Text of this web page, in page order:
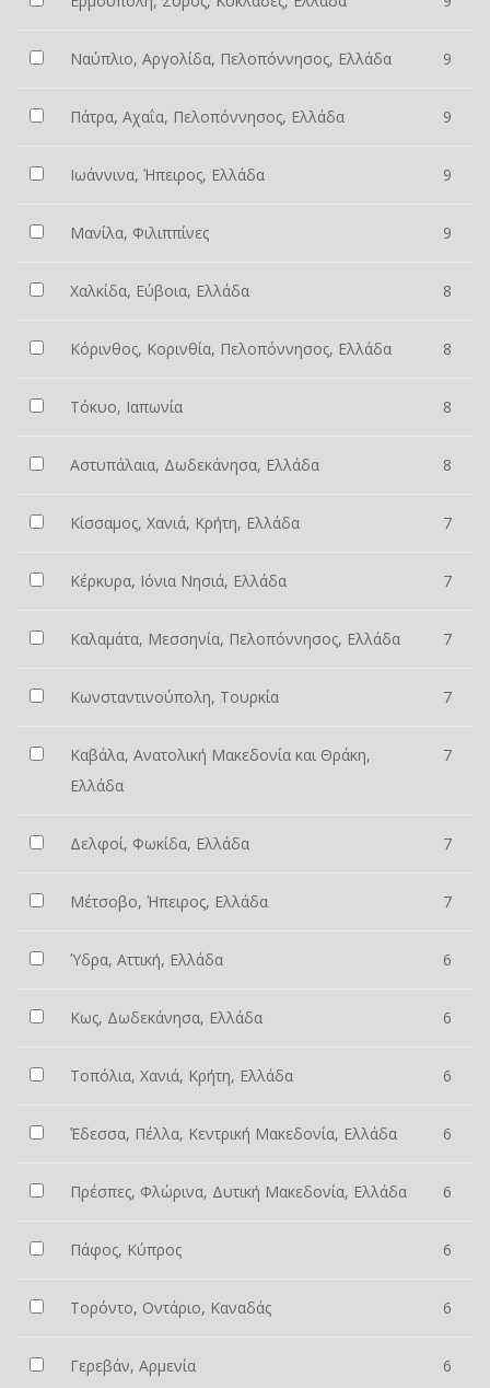
Ναύπλιο, Αργολίδα, Πελοπόννησος, Ελλάδα 9
Πάτρα, Αχαΐα, Πελοπόννησος, Ελλάδα 9
Ιωάννινα, Ήπειρος, Ελλάδα 9
Μανίλα, Φιλιππίνες 9
Χαλκίδα, Εύβοια, Ελλάδα 8
Κόρινθος, Κορινθία, Πελοπόννησος, Ελλάδα 8
Τόκυο, Ιαπωνία 8
Αστυπάλαια, Δωδεκάνησα, Ελλάδα 8
Κίσσαμος, Χανιά, Κρήτη, Ελλάδα 7
Κέρκυρα, Ιόνια Νησιά, Ελλάδα 7
Καλαμάτα, Μεσσηνία, Πελοπόννησος, Ελλάδα 7
Κωνσταντινούπολη, Τουρκία 7
Καβάλα, Ανατολική Μακεδονία και Θράκη,
Ελλάδα
7
Δελφοί, Φωκίδα, Ελλάδα 7
Μέτσοβο, Ήπειρος, Ελλάδα 7
Ύδρα, Αττική, Ελλάδα 6
Κως, Δωδεκάνησα, Ελλάδα 6
Τοπόλια, Χανιά, Κρήτη, Ελλάδα 6
Έδεσσα, Πέλλα, Κεντρική Μακεδονία, Ελλάδα 6
Πρέσπες, Φλώρινα, Δυτική Μακεδονία, Ελλάδα 6
Πάφος, Κύπρος 6
Τορόντο, Οντάριο, Καναδάς 6
Γερεβάν, Αρμενία 6